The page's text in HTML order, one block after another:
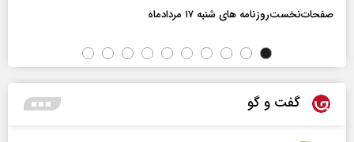
صفحات‌نخست‌روزنامه ها‌ی شنبه ۱۷ مردادماه
گفت و گو